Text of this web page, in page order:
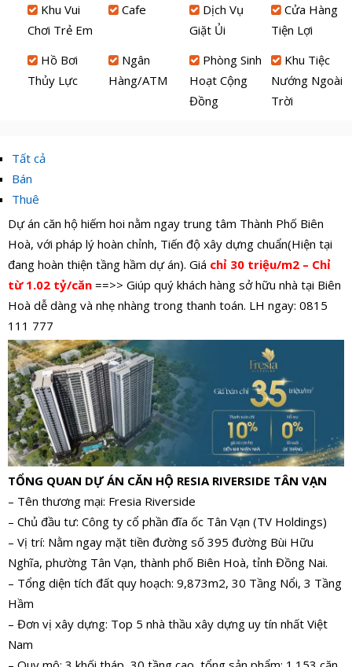
Khu Vui
Chơi Trẻ Em
Cafe
Dịch Vụ
Giặt Ủi
Cửa Hàng
Tiện Lợi
Hồ Bơi
Thủy Lực
Ngân
Hàng/ATM
Phòng Sinh
Hoạt Cộng
Đồng
Khu Tiệc
Nướng Ngoài
Trời
Tất cả
Bán
Thuê
Dự án căn hộ hiếm hoi nằm ngay trung tâm Thành Phố Biên
Hoà, với pháp lý hoàn chỉnh, Tiến độ xây dựng chuẩn(Hiện tại
đang hoàn thiện tầng hầm dự án). Giá chỉ 30 triệu/m2 – Chỉ
từ 1.02 tỷ/căn ==>> Giúp quý khách hàng sở hữu nhà tại Biên
Hoà dễ dàng và nhẹ nhàng trong thanh toán. LH ngay: 0815
111 777
TỔNG QUAN DỰ ÁN CĂN HỘ RESIA RIVERSIDE TÂN VẠN
– Tên thương mại: Fresia Riverside
– Chủ đầu tư: Công ty cổ phần đĩa ốc Tân Vạn (TV Holdings)
– Vị trí: Nằm ngay mặt tiền đường số 395 đường Bùi Hữu
Nghĩa, phường Tân Vạn, thành phố Biên Hoà, tỉnh Đồng Nai.
– Tổng diện tích đất quy hoạch: 9,873m2, 30 Tầng Nổi, 3 Tầng
Hầm
– Đơn vị xây dựng: Top 5 nhà thầu xây dựng uy tín nhất Việt
Nam